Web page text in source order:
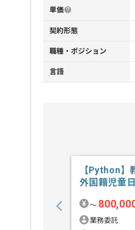
単価
契約形態
職種・ポジション
言語
【Python】
外国籍児童
〜
業務委託